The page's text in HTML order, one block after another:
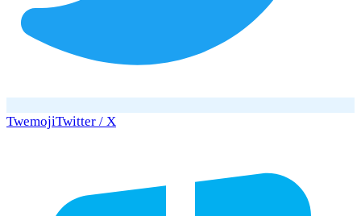
TwemojiTwitter / X